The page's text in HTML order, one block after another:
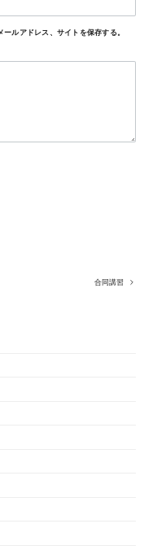
ルアドレス、サイトを保存する。
合同講習